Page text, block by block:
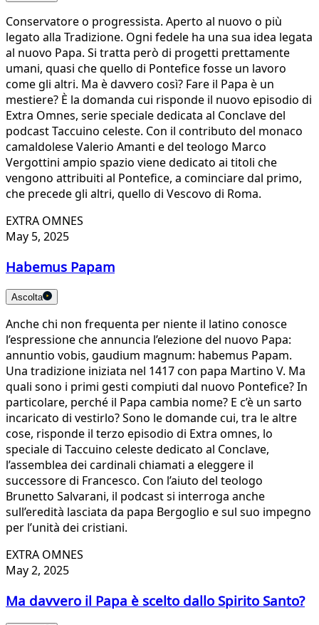
Conservatore o progressista. Aperto al nuovo o più
legato alla Tradizione. Ogni fedele ha una sua idea legata
al nuovo Papa. Si tratta però di progetti prettamente
umani, quasi che quello di Pontefice fosse un lavoro
come gli altri. Ma è davvero così? Fare il Papa è un
mestiere? È la domanda cui risponde il nuovo episodio di
Extra Omnes, serie speciale dedicata al Conclave del
podcast Taccuino celeste. Con il contributo del monaco
camaldolese Valerio Amanti e del teologo Marco
Vergottini ampio spazio viene dedicato ai titoli che
vengono attribuiti al Pontefice, a cominciare dal primo,
che precede gli altri, quello di Vescovo di Roma.
EXTRA OMNES
May 5, 2025
Habemus Papam
Ascolta
Anche chi non frequenta per niente il latino conosce
l’espressione che annuncia l’elezione del nuovo Papa:
annuntio vobis, gaudium magnum: habemus Papam.
Una tradizione iniziata nel 1417 con papa Martino V. Ma
quali sono i primi gesti compiuti dal nuovo Pontefice? In
particolare, perché il Papa cambia nome? E c’è un sarto
incaricato di vestirlo? Sono le domande cui, tra le altre
cose, risponde il terzo episodio di Extra omnes, lo
speciale di Taccuino celeste dedicato al Conclave,
l’assemblea dei cardinali chiamati a eleggere il
successore di Francesco. Con l’aiuto del teologo
Brunetto Salvarani, il podcast si interroga anche
sull’eredità lasciata da papa Bergoglio e sul suo impegno
per l’unità dei cristiani.
EXTRA OMNES
May 2, 2025
Ma davvero il Papa è scelto dallo Spirito Santo?